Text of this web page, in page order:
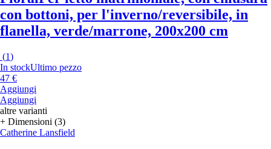
con bottoni, per l'inverno/reversibile, in
flanella, verde/marrone, 200x200 cm
(1)
In stockUltimo pezzo
47 €
Aggiungi
Aggiungi
altre varianti
+ Dimensioni (3)
Catherine Lansfield